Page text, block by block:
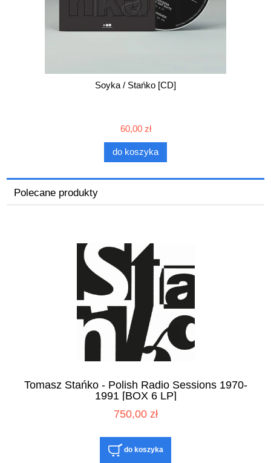
Soyka / Stańko [CD]
60,00 zł
do koszyka
Polecane produkty
Tomasz Stańko - Polish Radio Sessions 1970-
1991 [BOX 6 LP]
750,00 zł
do koszyka